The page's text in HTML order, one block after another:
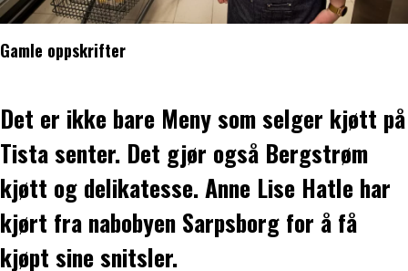
Gamle oppskrifter
Det er ikke bare Meny som selger kjøtt på
Tista senter. Det gjør også Bergstrøm
kjøtt og delikatesse. Anne Lise Hatle har
kjørt fra nabobyen Sarpsborg for å få
kjøpt sine snitsler.